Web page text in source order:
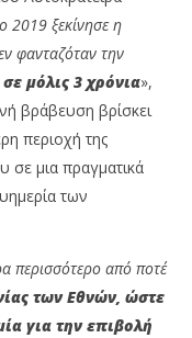
2019 ξεκίνησε η
φανταζόταν την
μόλις 3 χρόνια»,
βράβευση βρίσκει
περιοχή της
σε μια πραγματικά
των
περισσότερο από ποτέ
των Εθνών, ώστε
για την επιβολή